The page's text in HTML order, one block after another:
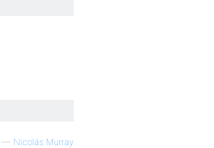
— Nicolás Murray